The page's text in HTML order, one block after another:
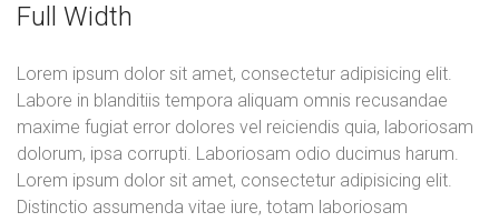
Full Width
Lorem ipsum dolor sit amet, consectetur adipisicing elit.
Labore in blanditiis tempora aliquam omnis recusandae
maxime fugiat error dolores vel reiciendis quia, laboriosam
dolorum, ipsa corrupti. Laboriosam odio ducimus harum.
Lorem ipsum dolor sit amet, consectetur adipisicing elit.
Distinctio assumenda vitae iure, totam laboriosam